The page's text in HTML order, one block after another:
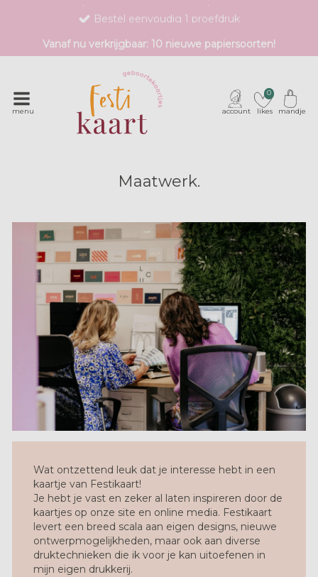
Bestel eenvoudig 1 proefdruk
Vanaf nu verkrijgbaar: 10 nieuwe papiersoorten!
menu account likes
0
mandje
Maatwerk.
Wat ontzettend leuk dat je interesse hebt in een
kaartje van Festikaart!
Je hebt je vast en zeker al laten inspireren door de
kaartjes op onze site en online media. Festikaart
levert een breed scala aan eigen designs, nieuwe
ontwerpmogelijkheden, maar ook aan diverse
druktechnieken die ik voor je kan uitoefenen in
mijn eigen drukkerij.